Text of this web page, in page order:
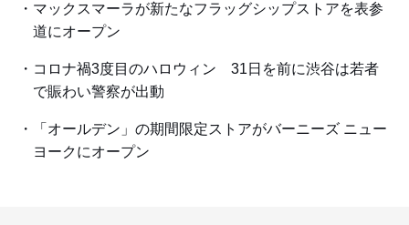
マックスマーラが新たなフラッグシップストアを表参
道にオープン
コロナ禍3度目のハロウィン 31日を前に渋谷は若者
で賑わい警察が出動
「オールデン」の期間限定ストアがバーニーズ ニュー
ヨークにオープン